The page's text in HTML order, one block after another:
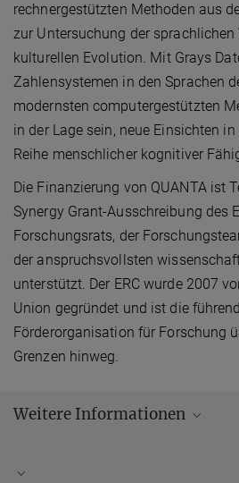
rechnergestützten Methoden aus
zur Untersuchung der
kulturellen Evolution. Mit Grays
Zahlensystemen in den Sprachen
modernsten computergestützten
in der Lage sein, neue Einsichten
Reihe menschlicher kognitiver
Die Finanzierung von QUANTA ist
Synergy Grant-Ausschreibung des
Forschungsrats, der
der anspruchsvollsten
unterstützt. Der ERC wurde 2007
Union gegründet und ist die
Förderorganisation für Forschung
Grenzen hinweg.
Weitere Informationen